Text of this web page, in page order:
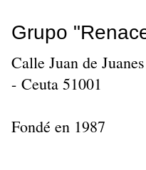
Grupo
Calle Juan de
- Ceuta 51001
Fondé en 1987